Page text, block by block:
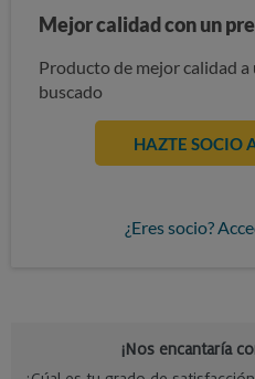
Mejor calidad con un
Producto de mejor calidad
buscado
HAZTE SOCIO
¿Eres socio?